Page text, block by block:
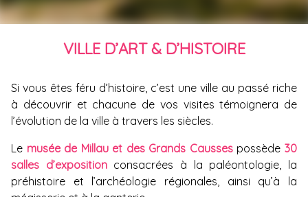
VILLE D’ART & D’HISTOIRE
Si vous êtes féru d’histoire, c’est une ville au passé riche
à découvrir et chacune de vos visites témoignera de
l’évolution de la ville à travers les siècles.
Le musée de Millau et des Grands Caussespossède30
salles d’expositionconsacrées à la paléontologie, la
préhistoire et l’archéologie régionales, ainsi qu’à la